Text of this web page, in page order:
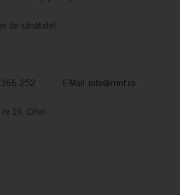
de sănătate!
366 252 E-Mail: info@mnf.ro
19, Cihei